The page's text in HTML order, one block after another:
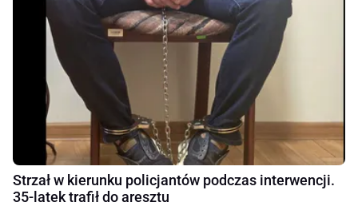
Strzał w kierunku policjantów podczas interwencji.
35-latek trafił do aresztu